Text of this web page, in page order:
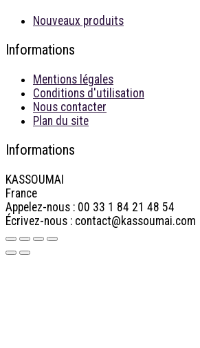
Nouveaux produits
Informations
Mentions légales
Conditions d'utilisation
Nous contacter
Plan du site
Informations
KASSOUMAI
France
Appelez-nous : 00 33 1 84 21 48 54
Écrivez-nous : contact@kassoumai.com